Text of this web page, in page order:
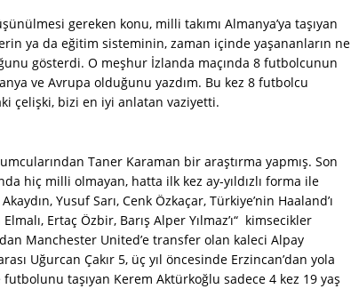
gereken konu, milli takımı Almanya’ya taşıyan
ya da eğitim sisteminin, zaman içinde yaşananların ne
gösterdi. O meşhur İzlanda maçında 8 futbolcunun
ve Avrupa olduğunu yazdım. Bu kez 8 futbolcu
çelişki, bizi en iyi anlatan vaziyetti.
Taner Karaman bir araştırma yapmış. Son
hiç milli olmayan, hatta ilk kez ay-yıldızlı forma ile
Yusuf Sarı, Cenk Özkaçar, Türkiye’nin Haaland’ı
Ertaç Özbir, Barış Alper Yılmaz’ı“ kimsecikler
Manchester United’e transfer olan kaleci Alpay
Uğurcan Çakır 5, üç yıl öncesinde Erzincan’dan yola
taşıyan Kerem Aktürkoğlu sadece 4 kez 19 yaş